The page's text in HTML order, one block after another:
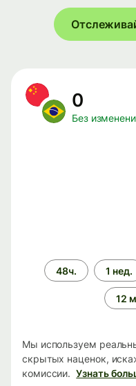
0
Без
Период
времени
48ч. 1 нед.
12
Мы используем
скрытых наценок,
комиссии. Узнать